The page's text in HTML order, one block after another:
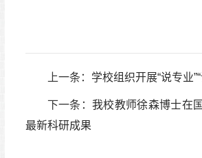
上一条： 学校组织开展“说专业
下一条：我校教师徐森博士在
最新科研成果